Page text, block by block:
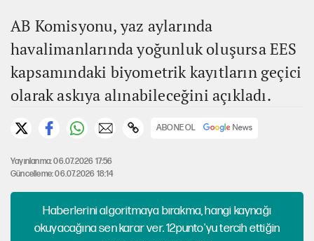
AB Komisyonu, yaz aylarında
havalimanlarında yoğunluk oluşursa EES
kapsamındaki biyometrik kayıtların geçici
olarak askıya alınabileceğini açıkladı.
ABONE OL
Yayınlanma: 06.07.2026 17:56
Güncelleme: 06.07.2026 18:14
Haberlerini algoritmaya bırakma, hangi kaynağı
okuyacağına sen karar ver. 12punto'yu tercih ettiğin